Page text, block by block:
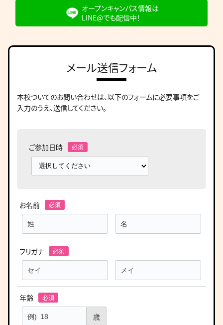
オープンキャンパス情報は
LINE@でも配信中！
メール送信フォーム
本校ついてのお問い合わせは、以下のフォームに必要事項をご
入力のうえ、送信してください。
ご参加日時
お名前
フリガナ
年齢
歳